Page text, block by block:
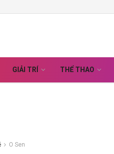
GIẢI TRÍ THỂ THAO
O Sen